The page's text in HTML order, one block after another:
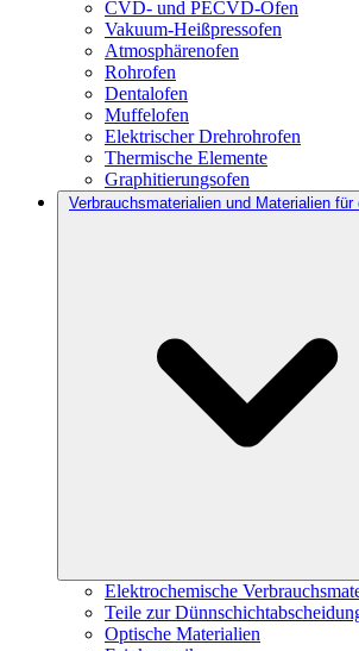
CVD- und PECVD-Ofen
Vakuum-Heißpressofen
Atmosphärenofen
Rohrofen
Dentalofen
Muffelofen
Elektrischer Drehrohrofen
Thermische Elemente
Graphitierungsofen
Verbrauchsmaterialien und Materialien für
Elektrochemische
Teile zur
Optische Materialien